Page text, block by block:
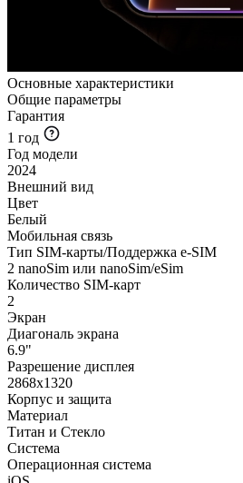
Основные характеристики
Общие параметры
Гарантия
1 год
Год модели
2024
Внешний вид
Цвет
Белый
Мобильная связь
Тип SIM-карты/Поддержка e-SIM
2 nanoSim или nanoSim/eSim
Количество SIM-карт
2
Экран
Диагональ экрана
6.9"
Разрешение дисплея
2868x1320
Корпус и защита
Материал
Титан и Стекло
Система
Операционная система